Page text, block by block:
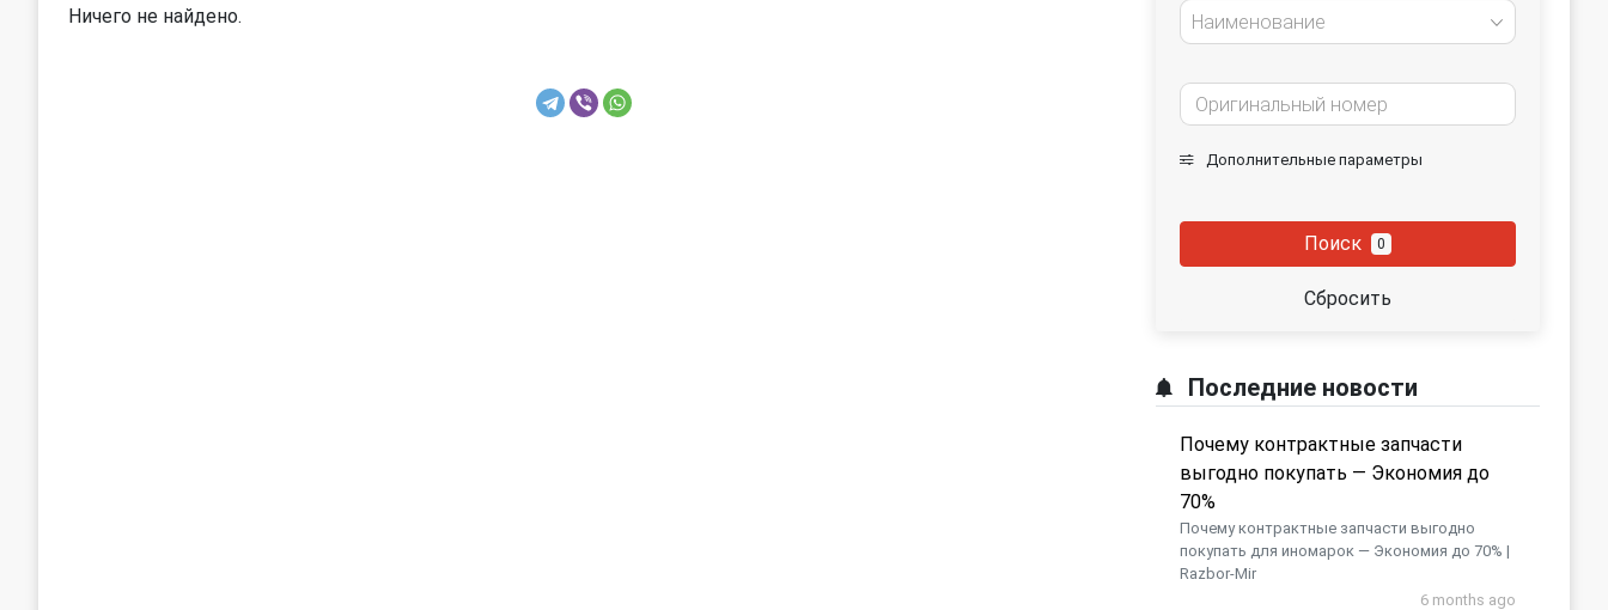
Ничего не найдено. Наименование
Дополнительные параметры
Поиск 0
Сбросить
Последние новости
Почему контрактные запчасти
выгодно покупать — Экономия до
70%
Почему контрактные запчасти выгодно
покупать для иномарок — Экономия до 70% |
Razbor-Mir
6 months ago